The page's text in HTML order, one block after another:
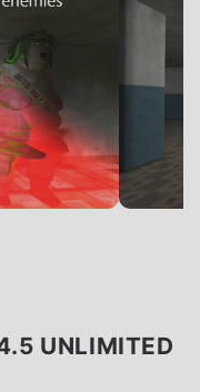
UNLIMITED